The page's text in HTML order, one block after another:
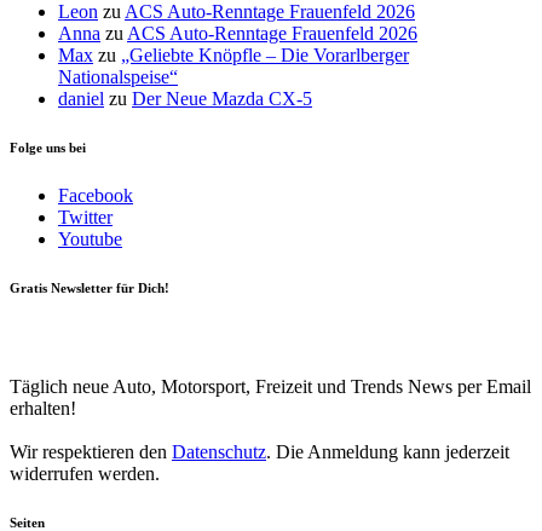
Leon zu ACS Auto-Renntage Frauenfeld 2026
Anna zu ACS Auto-Renntage Frauenfeld 2026
Max zu „Geliebte Knöpfle – Die Vorarlberger
Nationalspeise“
daniel zu Der Neue Mazda CX-5
Folge uns bei
Facebook
Twitter
Youtube
Gratis Newsletter für Dich!
Täglich neue Auto, Motorsport, Freizeit und Trends News per Email
erhalten!
Wir respektieren den Datenschutz. Die Anmeldung kann jederzeit
widerrufen werden.
Seiten